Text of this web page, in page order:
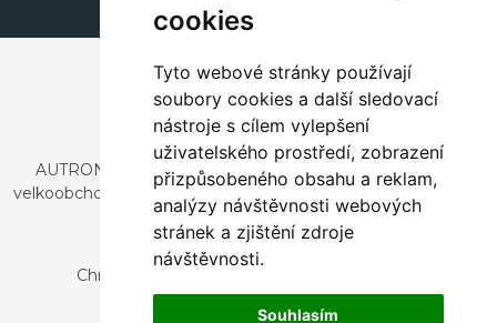
cookies
Tyto webové stránky používají
soubory cookies a další sledovací
nástroje s cílem vylepšení
uživatelského prostředí, zobrazení
přizpůsobeného obsahu a reklam,
analýzy návštěvnosti webových
stránek a zjištění zdroje
návštěvnosti.
Souhlasím
AUTRONIC, s.r.o. je společnost zabývající se dovozem a
velkoobchodním prodejem designového i stylového nábytku
a dekorací.
Česká republika
Chrustenice 270, 267 12 Loděnice u Berouna
Slovensko